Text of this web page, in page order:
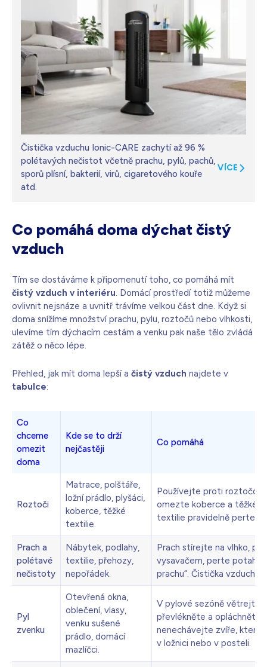
Čistička vzduchu Ionic-CARE zachytí až 96 %
polétavých nečistot včetně prachu, pylů, pachů,
sporů plísní, bakterií, virů, cigaretového kouře
atd.
VÍCE
Co pomáhá doma dýchat čistý
vzduch
Tím se dostáváme k připomenutí toho, co pomáhá mít
čistý vzduch v interiéru. Domácí prostředí totiž můžeme
ovlivnit nejsnáze a uvnitř trávíme velkou část dne. Když si
doma snížíme množství prachu, pylu, roztočů nebo vlhkosti,
ulevíme tím dýchacím cestám a venku pak naše tělo zvládá
zátěž o něco lépe.
Přehled, jak mít doma lepší a čistý vzduch najdete v
tabulce:
Co
chceme
omezit
doma
Kde se to drží
nejčastěji
Co pomáhá
Roztoči
Matrace, polštáře,
ložní prádlo, plyšáci,
koberce, těžké
textilie.
Používejte proti
omezte koberce a těžké
textilie pravidelně perte
Prach a
polétavé
nečistoty
Nábytek, podlahy,
textilie, přehozy,
nepořádek.
Prach stírejte na vlhko,
vysavačem, perte potahy
prachu“. Čistička vzduchu
Pyl
zvenku
Otevřená okna,
oblečení, vlasy,
venku sušené
prádlo, domácí
mazlíčci.
V pylové sezóně větrejte
převlékněte a opláchněte
nenechávejte zvíře, které
v ložnici nebo v posteli.